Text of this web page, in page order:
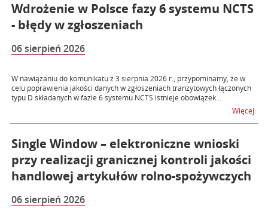
Wdrożenie w Polsce fazy 6 systemu NCTS
- błędy w zgłoszeniach
06 sierpień 2026
W nawiązaniu do komunikatu z 3 sierpnia 2026 r., przypominamy, że w
celu poprawienia jakości danych w zgłoszeniach tranzytowych łączonych
typu D składanych w fazie 6 systemu NCTS istnieje obowiązek...
Więcej
Single Window – elektroniczne wnioski
przy realizacji granicznej kontroli jakości
handlowej artykułów rolno-spożywczych
06 sierpień 2026